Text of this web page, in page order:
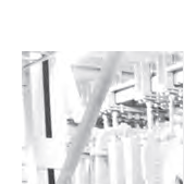
1997
1996
1995
1994